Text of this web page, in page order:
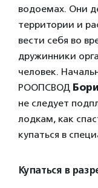
водоемах. Они
территории и
вести себя во
дружинники
человек.
РООПСВОД
не следует
лодкам, как
купаться в
Купаться в